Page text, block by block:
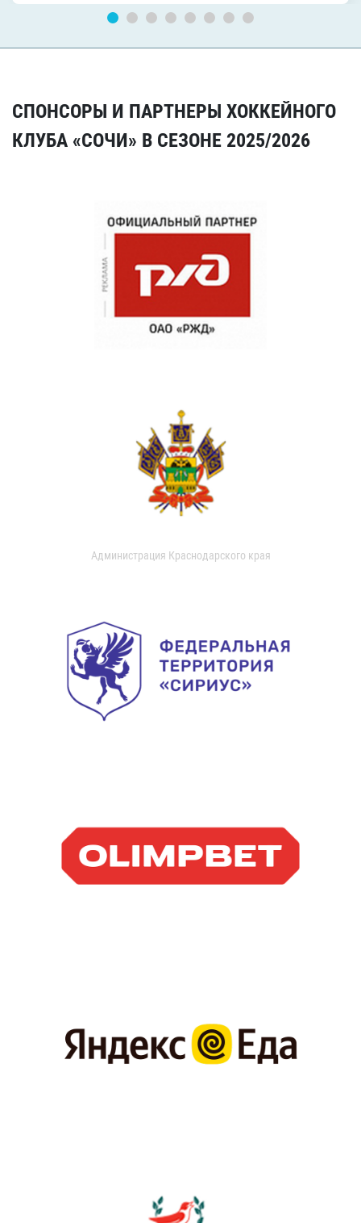
СПОНСОРЫ И ПАРТНЕРЫ ХОККЕЙНОГО
КЛУБА «СОЧИ» В СЕЗОНЕ 2025/2026
Администрация Краснодарского края